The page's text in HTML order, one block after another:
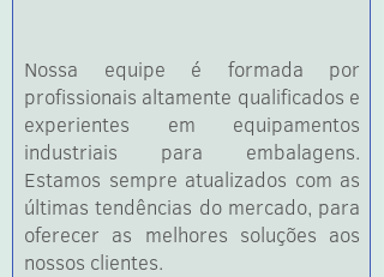
Nossa equipe é formada por
profissionais altamente qualificados e
experientes em equipamentos
industriais para embalagens.
Estamos sempre atualizados com as
últimas tendências do mercado, para
oferecer as melhores soluções aos
nossos clientes.